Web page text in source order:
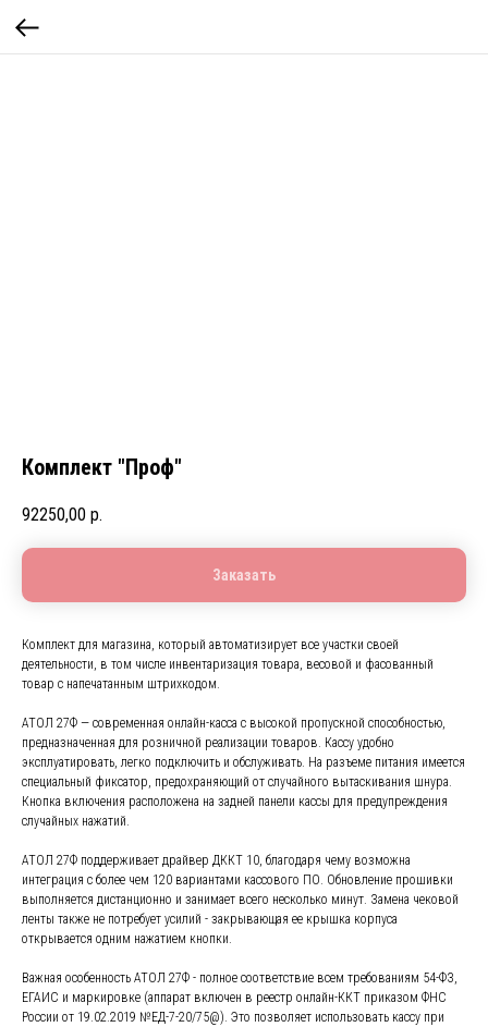
Комплект "Проф"
92250,00 р.
Заказать
Комплект для магазина, который автоматизирует все участки своей
деятельности, в том числе инвентаризация товара, весовой и фасованный
товар с напечатанным штрихкодом.
АТОЛ 27Ф — современная онлайн-касса с высокой пропускной способностью,
предназначенная для розничной реализации товаров. Кассу удобно
эксплуатировать, легко подключить и обслуживать. На разъеме питания имеется
специальный фиксатор, предохраняющий от случайного вытаскивания шнура.
Кнопка включения расположена на задней панели кассы для предупреждения
случайных нажатий.
АТОЛ 27Ф поддерживает драйвер ДККТ 10, благодаря чему возможна
интеграция с более чем 120 вариантами кассового ПО. Обновление прошивки
выполняется дистанционно и занимает всего несколько минут. Замена чековой
ленты также не потребует усилий - закрывающая ее крышка корпуса
открывается одним нажатием кнопки.
Важная особенность АТОЛ 27Ф - полное соответствие всем требованиям 54-ФЗ,
ЕГАИС и маркировке (аппарат включен в реестр онлайн-ККТ приказом ФНС
России от 19.02.2019 №ЕД-7-20/75@). Это позволяет использовать кассу при